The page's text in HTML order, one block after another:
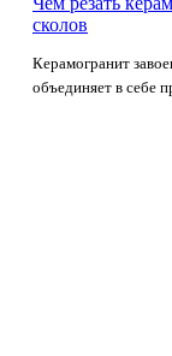
сколов
Керамогранит
объединяет в себе